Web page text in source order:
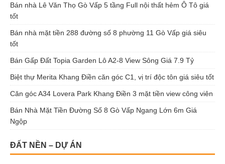
Bán nhà Lê Văn Thọ Gò Vấp 5 tầng Full nội thất hẻm Ô Tô giá
tốt
Bán nhà mặt tiền 288 đường số 8 phường 11 Gò Vấp giá siêu
tốt
Bán Gấp Đất Topia Garden Lô A2-8 View Sông Giá 7.9 Tỷ
Biệt thự Merita Khang Điền căn góc C1, vị trí độc tôn giá siêu tốt
Căn góc A34 Lovera Park Khang Điền 3 mặt tiền view công viên
Bán Nhà Mặt Tiền Đường Số 8 Gò Vấp Ngang Lớn 6m Giá
Ngộp
ĐẤT NỀN – DỰ ÁN